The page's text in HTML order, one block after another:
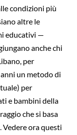
condizioni più
altre le
educativi —
anche chi
per
un metodo di
per
e bambini della
che si basa
Vedere ora questi